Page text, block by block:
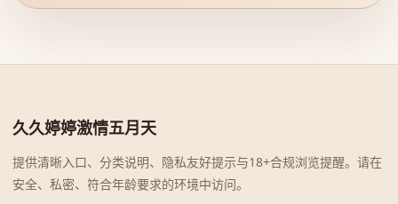
久久婷婷激情五月天
提供清晰入口、分类说明、隐私友好提示与18+合规浏览提醒。请在
安全、私密、符合年龄要求的环境中访问。